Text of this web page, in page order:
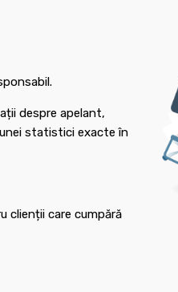
despre apelant,
statistici exacte în
clienții care cumpără